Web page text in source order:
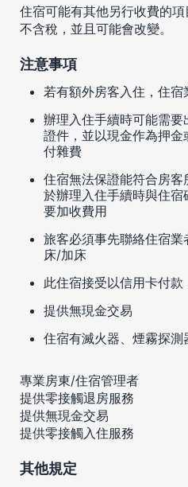
住宿可能有其他另行收費的
不含稅，並且可能會改變。
注意事項
若有額外房客入住，住
辦理入住手續時可能需
證件，並以現金作為押
付雜費
住宿無法保證能符合房
於辦理入住手續時與住
要加收費用
旅客必須事先聯絡住宿
床/加床
此住宿接受以信用卡付款
提供無現金交易
住宿有滅火器、煙霧探
專業房東/住宿管理者
提供零接觸退房服務
提供無現金交易
提供零接觸入住服務
其他規定